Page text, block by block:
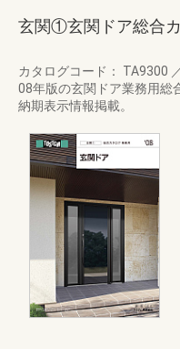
玄関①玄関ドア総合
カタログコード： TA9300
08年版の玄関ドア業務用総
納期表示情報掲載。